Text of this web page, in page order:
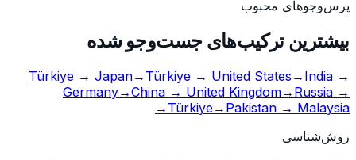
پرس‌وجوهای محبوب
بیشترین ترکیب‌های جست‌وجو شده
Türkiye → Japan→ Türkiye → United States → India →
Germany→China → United Kingdom→ Russia →
Türkiye→ Pakistan → Malaysia
→
روش‌شناسی